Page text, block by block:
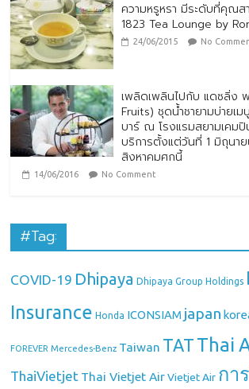
ความหรูหรา มีระดับที่คุณส
1823 Tea Lounge by
24/06/2015 No
เพลิดเพลินไปกับ แดซลิ่ง
Fruits) ชุดน้ำชายามบ่ายเม
บาร์ ณ โรงแรมสยามเคม
บริการตั้งแต่วันที่ 1 มิถุนา
สิงหาคมศกนี้
14/06/2016 No Comment
#Tag:
COVID-19 Dhipaya Dhipaya Group Holdings
Insurance Honda ICONSIAM japan
FOREVER Mercedes-Benz Taiwan TAT Thai
ThaiVietjet Thai Vietjet Air Vietjet Air กา